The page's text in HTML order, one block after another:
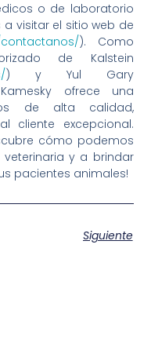
o de laboratorio
visitar el sitio web de
). Como
de Kalstein
) y Yul Gary
ofrece una
de alta calidad,
cliente excepcional.
cómo podemos
y a brindar
pacientes animales!
Siguiente